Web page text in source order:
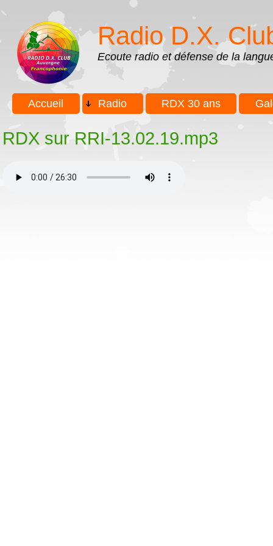
Radio D.X.
Ecoute radio et défense de la
Menu principal
Accueil Radio RDX 30 ans
RDX sur RRI-13.02.19.mp3